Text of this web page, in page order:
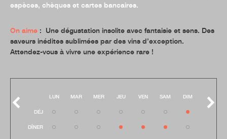
espèces, chèques et cartes bancaires.
On aime : Une dégustation insolite avec fantaisie et sens. Des
saveurs inédites sublimées par des vins d’exception.
Attendez-vous à vivre une expérience rare !
DÉJ
DÎNER
LUN MAR MER JEU VEN SAM DIM